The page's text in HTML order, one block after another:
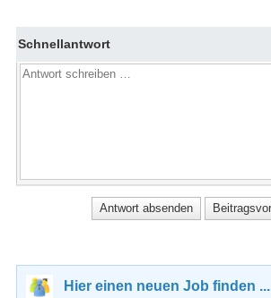
Schnellantwort
Hier einen neuen Job finden ...